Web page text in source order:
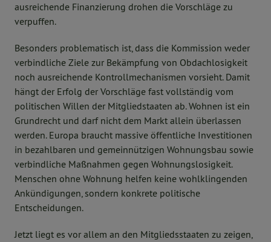
ausreichende Finanzierung drohen die Vorschläge zu
verpuffen.
Besonders problematisch ist, dass die Kommission weder
verbindliche Ziele zur Bekämpfung von Obdachlosigkeit
noch ausreichende Kontrollmechanismen vorsieht. Damit
hängt der Erfolg der Vorschläge fast vollständig vom
politischen Willen der Mitgliedstaaten ab. Wohnen ist ein
Grundrecht und darf nicht dem Markt allein überlassen
werden. Europa braucht massive öffentliche Investitionen
in bezahlbaren und gemeinnützigen Wohnungsbau sowie
verbindliche Maßnahmen gegen Wohnungslosigkeit.
Menschen ohne Wohnung helfen keine wohlklingenden
Ankündigungen, sondern konkrete politische
Entscheidungen.
Jetzt liegt es vor allem an den Mitgliedsstaaten zu zeigen,